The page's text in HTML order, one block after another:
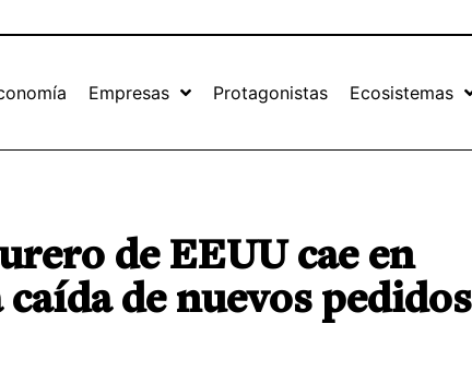
Empresas Protagonistas Ecosistemas
de EEUU cae en
de nuevos pedidos